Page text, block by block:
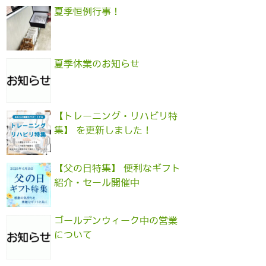
夏季恒例行事！
夏季休業のお知らせ
【トレーニング・リハビリ特
集】 を更新しました！
【父の日特集】 便利なギフト
紹介・セール開催中
ゴールデンウィーク中の営業
について